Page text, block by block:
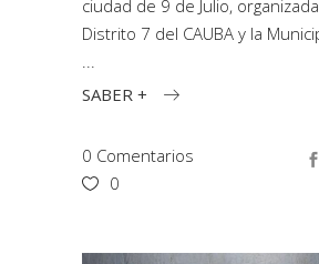
ciudad de 9 de Julio,
Distrito 7 del CAUBA y la
SABER +
0 Comentarios
0